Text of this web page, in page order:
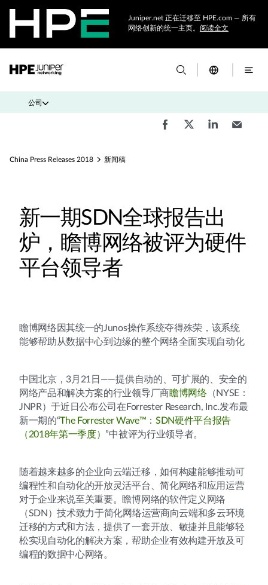
Juniper.net 正在迁移至 HPE.com — 所有
网络创新的统一主页。 阅读全文
公司
China Press Releases 2018 新闻稿
新一期SDN全球报告出
炉，瞻博网络被评为硬件
平台领导者
瞻博网络因其统一的Junos操作系统夺得殊荣，该系统
能够帮助从数据中心到边缘的整个网络全面实现自动化
中国北京，3月21日——提供自动的、可扩展的、安全的
网络产品和解决方案的行业领导厂商瞻博网络（NYSE：
JNPR）于近日公布公司在Forrester Research, Inc.发布最
新一期的“The Forrester Wave™：SDN硬件平台报告
（2018年第一季度） ”中被评为行业领导者。
随着越来越多的企业向云端迁移，如何构建能够推动可
编程性和自动化的开放灵活平台、简化网络和应用运营
对于企业来说至关重要。瞻博网络的软件定义网络
（SDN）技术致力于简化网络运营商向云端和多云环境
迁移的方式和方法，提供了一套开放、敏捷并且能够轻
松实现自动化的解决方案，帮助企业有效构建开放及可
编程的数据中心网络。